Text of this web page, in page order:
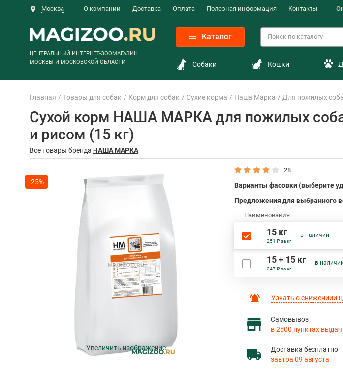
Москва О компании Доставка Оплата Полезная информация Контакты
ЦЕНТРАЛЬНЫЙ ИНТЕРНЕТ-ЗООМАГАЗИН
МОСКВЫ И МОСКОВСКОЙ ОБЛАСТИ
Каталог
Собаки Кошки
Главная Товары для собак Корм для собак Сухие корма Наша Марка Для пожилых
Сухой корм НАША МАРКА для пожилых
и рисом (15 кг)
Все товары бренда НАША МАРКА
-25%
Увеличить изображение
28
Варианты фасовки (выберите
Предложения для выбранного
Наименования
15 кг
251 ₽ за кг
в наличии
15 + 15 кг
247 ₽ за кг
в наличии
Узнать о снижениии
Самовывоз
в 2500 пунктах
Доставка бесплатно
завтра 09 августа